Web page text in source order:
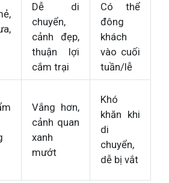
Dễ di
chuyển,
cảnh đẹp,
thuận lợi
cắm trại
Có thể
đông
khách
vào cuối
tuần/lễ
Vắng hơn,
cảnh quan
xanh
mướt
Khó
khăn khi
di
chuyển,
dễ bị vắt